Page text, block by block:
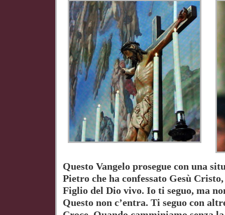
Questo Vangelo prosegue con una
Pietro che ha confessato Gesù
Figlio del Dio vivo. Io ti seguo, ma
Questo non c’entra. Ti seguo con